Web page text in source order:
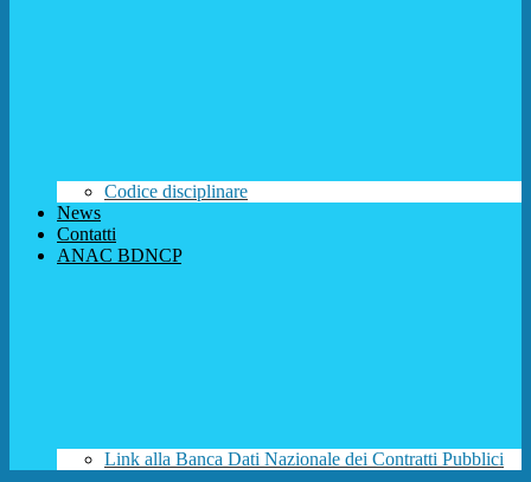
Codice disciplinare
News
Contatti
ANAC BDNCP
Link alla Banca Dati Nazionale dei Contratti Pubblici